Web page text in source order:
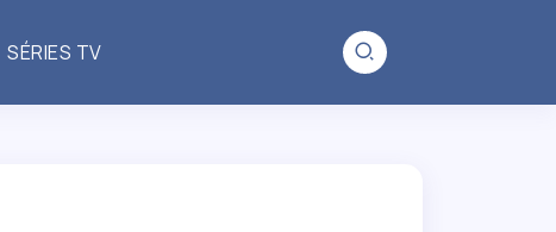
SÉRIES TV